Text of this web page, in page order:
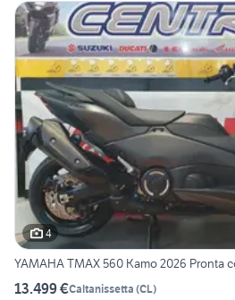
4
YAMAHA TMAX 560 Kamo 2026 Pronta
13.499 €Caltanissetta (CL)